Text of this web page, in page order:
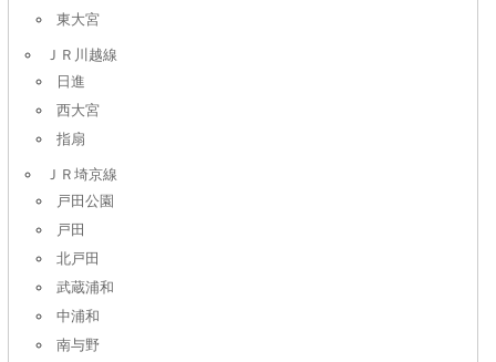
東大宮
ＪＲ川越線
日進
西大宮
指扇
ＪＲ埼京線
戸田公園
戸田
北戸田
武蔵浦和
中浦和
南与野